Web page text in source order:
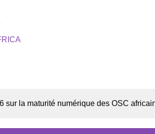
maturité numérique des OSC africaines